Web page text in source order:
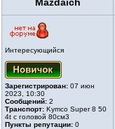
Интересующийся
Зарегистрирован: 07 июн
2023, 10:30
Сообщений: 2
Транспорт: Kymco Super 8 50
4t с головой 80см3
Пункты репутации: 0